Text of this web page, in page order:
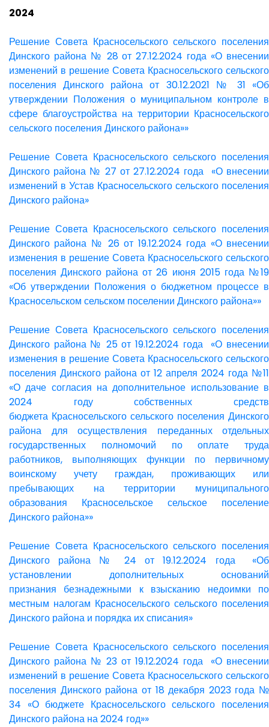
2024
Решение Совета Красносельского сельского поселения
Динского района № 28 от 27.12.2024 года «О внесении
изменений в решение Совета Красносельского сельского
поселения Динского района от 30.12.2021 № 31 «Об
утверждении Положения о муниципальном контроле в
сфере благоустройства на территории Красносельского
сельского поселения Динского района»»
Решение Совета Красносельского сельского поселения
Динского района № 27 от 27.12.2024 года «О внесении
изменений в Устав Красносельского сельского поселения
Динского района»
Решение Совета Красносельского сельского поселения
Динского района № 26 от 19.12.2024 года «О внесении
изменения в решение Совета Красносельского сельского
поселения Динского района от 26 июня 2015 года №19
«Об утверждении Положения о бюджетном процессе в
Красносельском сельском поселении Динского района»»
Решение Совета Красносельского сельского поселения
Динского района № 25 от 19.12.2024 года «О внесении
изменения в решение Совета Красносельского сельского
поселения Динского района от 12 апреля 2024 года №11
«О даче согласия на дополнительное использование в
2024 году собственных средств
бюджета Красносельского сельского поселения Динского
района для осуществления переданных отдельных
государственных полномочий по оплате труда
работников, выполняющих функции по первичному
воинскому учету граждан, проживающих или
пребывающих на территории муниципального
образования Красносельское сельское поселение
Динского района»»
Решение Совета Красносельского сельского поселения
Динского района № 24 от 19.12.2024 года «Об
установлении дополнительных оснований
признания безнадежными к взысканию недоимки по
местным налогам Красносельского сельского поселения
Динского района и порядка их списания»
Решение Совета Красносельского сельского поселения
Динского района № 23 от 19.12.2024 года «О внесении
изменений в решение Совета Красносельского сельского
поселения Динского района от 18 декабря 2023 года №
34 «О бюджете Красносельского сельского поселения
Динского района на 2024 год»»